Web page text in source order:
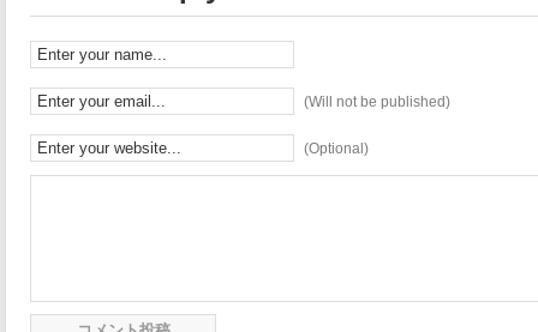
(Will not be published)
(Optional)